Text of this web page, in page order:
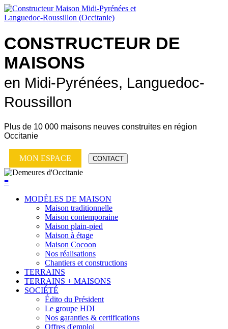
CONSTRUCTEUR DE
MAISONS
en Midi-Pyrénées, Languedoc-
Roussillon
Plus de 10 000 maisons neuves construites en région
Occitanie
MON ESPACE CONTACT
≡
MODÈLES DE MAISON
Maison traditionnelle
Maison contemporaine
Maison plain-pied
Maison à étage
Maison Cocoon
Nos réalisations
Chantiers et constructions
TERRAINS
TERRAINS + MAISONS
SOCIÉTÉ
Édito du Président
Le groupe HDI
Nos garanties & certifications
Offres d'emploi